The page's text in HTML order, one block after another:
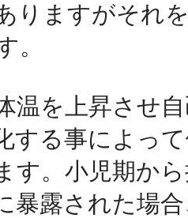
りますがそれ
。
温を上昇させ
する事によっ
す。小児期か
暴露された場